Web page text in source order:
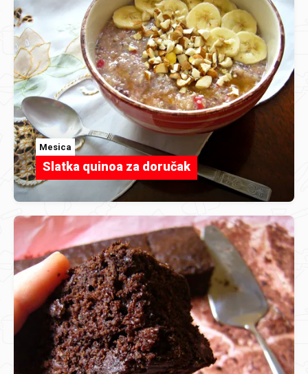
Mesica
Slatka quinoa za doručak